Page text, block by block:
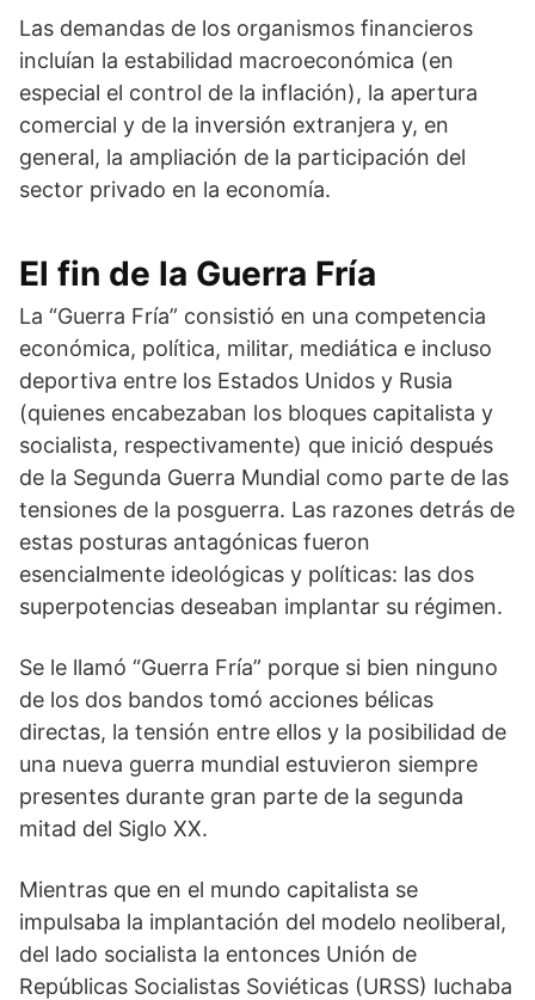
Las demandas de los organismos financieros
incluían la estabilidad macroeconómica (en
especial el control de la inflación), la apertura
comercial y de la inversión extranjera y, en
general, la ampliación de la participación del
sector privado en la economía.
El fin de la Guerra Fría
La “Guerra Fría” consistió en una competencia
económica, política, militar, mediática e incluso
deportiva entre los Estados Unidos y Rusia
(quienes encabezaban los bloques capitalista y
socialista, respectivamente) que inició después
de la Segunda Guerra Mundial como parte de las
tensiones de la posguerra. Las razones detrás de
estas posturas antagónicas fueron
esencialmente ideológicas y políticas: las dos
superpotencias deseaban implantar su régimen.
Se le llamó “Guerra Fría” porque si bien ninguno
de los dos bandos tomó acciones bélicas
directas, la tensión entre ellos y la posibilidad de
una nueva guerra mundial estuvieron siempre
presentes durante gran parte de la segunda
mitad del Siglo XX.
Mientras que en el mundo capitalista se
impulsaba la implantación del modelo neoliberal,
del lado socialista la entonces Unión de
Repúblicas Socialistas Soviéticas (URSS) luchaba